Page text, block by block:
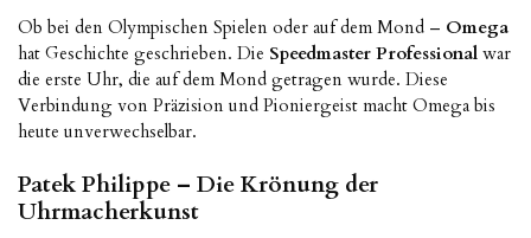
Ob bei den Olympischen Spielen oder auf dem Mond – Omega
hat Geschichte geschrieben. Die Speedmaster Professional war
die erste Uhr, die auf dem Mond getragen wurde. Diese
Verbindung von Präzision und Pioniergeist macht Omega bis
heute unverwechselbar.
Patek Philippe – Die Krönung der
Uhrmacherkunst